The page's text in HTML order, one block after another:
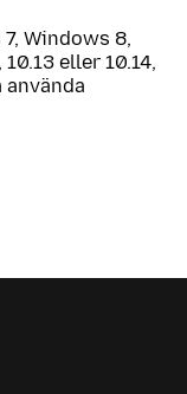
Windows 8,
eller 10.14,
använda